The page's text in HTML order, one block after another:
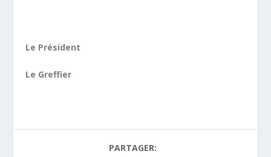
Le Président
Le Greffier
PARTAGER: